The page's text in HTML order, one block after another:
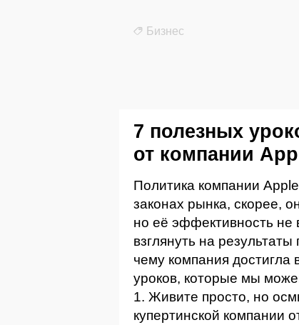
Бизнес
7 полезных
от компании
Политика компании
законах рынка, скорее,
но её эффективность
взглянуть на
чему компания
уроков, которые мы
1. Живите просто, но
купертинской компании